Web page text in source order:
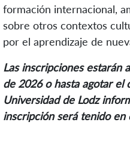
formación internacional,
sobre otros contextos
por el aprendizaje de
Las inscripciones estarán
de 2026 o hasta agotar el
Universidad de Lodz
inscripción será tenido en